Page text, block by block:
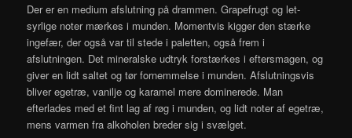
Der er en medium afslutning på drammen. Grapefrugt og let-
syrlige noter mærkes i munden. Momentvis kigger den stærke
ingefær, der også var til stede i paletten, også frem i
afslutningen. Det mineralske udtryk forstærkes i eftersmagen, og
giver en lidt saltet og tør fornemmelse i munden. Afslutningsvis
bliver egetræ, vanilje og karamel mere dominerede. Man
efterlades med et fint lag af røg i munden, og lidt noter af egetræ,
mens varmen fra alkoholen breder sig i svælget.